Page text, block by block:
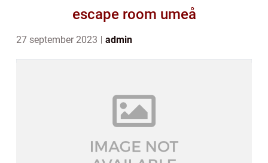
escape room umeå
27 september 2023 admin